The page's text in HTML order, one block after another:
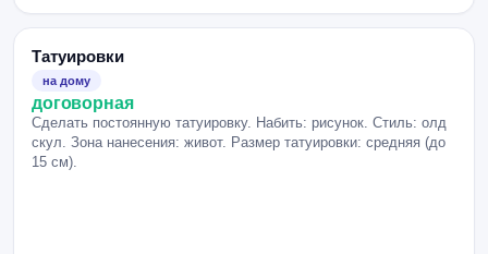
Татуировки
на дому
договорная
Сделать постоянную татуировку. Набить: рисунок. Стиль: олд
скул. Зона нанесения: живот. Размер татуировки: средняя (до
15 см).